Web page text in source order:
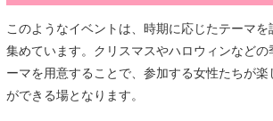
このようなイベントは、時期に応じたテーマ
集めています。クリスマスやハロウィンなど
ーマを用意することで、参加する女性たちが
ができる場となります。